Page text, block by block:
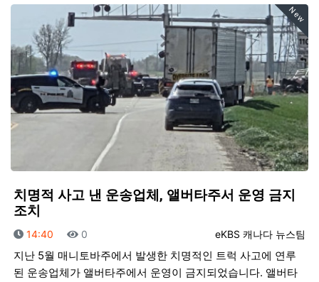
New
치명적 사고 낸 운송업체, 앨버타주서 운영 금지
조치
등록자
eKBS 캐나다 뉴스팀
등록일
14:40 조회
0
지난 5월 매니토바주에서 발생한 치명적인 트럭 사고에 연루
된 운송업체가 앨버타주에서 운영이 금지되었습니다. 앨버타